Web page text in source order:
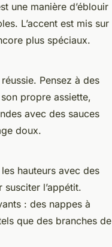
une manière d’éblouir
L’accent est mis sur
plus spéciaux.
Pensez à des
propre assiette,
avec des sauces
doux.
hauteurs avec des
l’appétit.
: des nappes à
que des branches de